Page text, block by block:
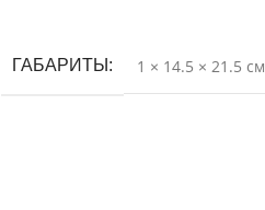
ГАБАРИТЫ 1 × 14.5 × 21.5 см